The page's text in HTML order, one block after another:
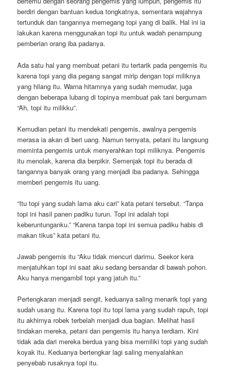
berdiri dengan bantuan kedua tongkatnya, sementara wajahnya
tertunduk dan tangannya memegang topi yang di balik. Hal ini ia
lakukan karena menggunakan topi itu untuk wadah penampung
pemberian orang iba padanya.
Ada satu hal yang membuat petani itu tertarik pada pengemis itu
karena topi yang dia pegang sangat mirip dengan topi miliknya
yang hilang itu. Warna hitamnya yang sudah memudar, juga
dengan beberapa lubang di topinya membuat pak tani bergumam
“Ah, topi itu milikku”.
Kemudian petani itu mendekati pengemis, awalnya pengemis
merasa ia akan di beri uang. Namun ternyata, petani itu langsung
meminta pengemis untuk menyerahkan topi miliknya. Pengemis
itu menolak, karena dia berpikir. Semenjak topi itu berada di
tangannya banyak orang yang menjadi iba padanya. Sehingga
memberi pengemis itu uang.
“Itu topi yang sudah lama aku cari” kata petani tersebut. “Tanpa
topi ini hasil panen padiku turun. Topi ini adalah topi
keberuntunganku.” “Karena tanpa topi ini semua padiku habis di
makan tikus” kata petani itu.
Jawab pengemis itu “Aku tidak mencuri darimu. Seekor kera
menjatuhkan topi ini saat aku sedang bersandar di bawah pohon.
Aku hanya mengambil topi yang jatuh itu.”
Pertengkaran menjadi sengit, keduanya saling menarik topi yang
sudah usang itu. Karena topi itu topi lama yang sudah rapuh, topi
itu akhirnya robek terbelah menjadi dua bagian. Melihat hasil
tindakan mereka, petani dan pengemis itu hanya terdiam. Kini
tidak ada dari mereka berdua yang bisa memiliki topi yang sudah
koyak itu. Keduanya bertengkar lagi saling menyalahkan
penyebab rusaknya topi itu.